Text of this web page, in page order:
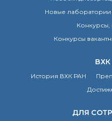
Новые лаборатории
Конкурсы
ВХК
История ВХК РАН
ДЛЯ